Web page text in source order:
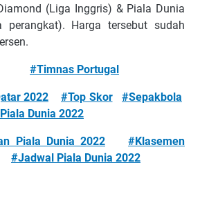
(Liga Inggris) & Piala Dunia
perangkat). Harga tersebut sudah
#Timnas Portugal
2022 #Top Skor
#Sepakbola
Dunia 2022
Piala Dunia 2022
#Klasemen
#Jadwal Piala Dunia 2022